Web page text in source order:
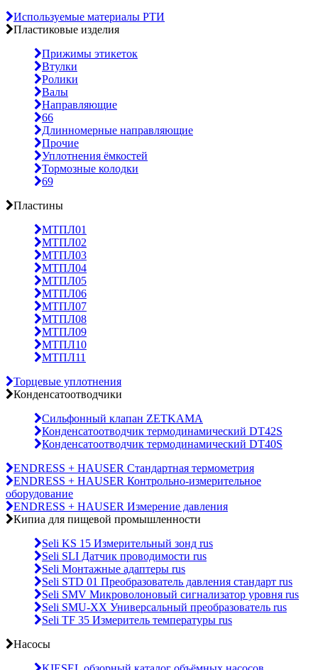
Используемые материалы РТИ
Пластиковые изделия
Прижимы этикеток
Втулки
Ролики
Валы
Направляющие
66
Длинномерные направляющие
Прочие
Уплотнения ёмкостей
Тормозные колодки
69
Пластины
МТПЛ01
МТПЛ02
МТПЛ03
МТПЛ04
МТПЛ05
МТПЛ06
МТПЛ07
МТПЛ08
МТПЛ09
МТПЛ10
МТПЛ11
Торцевые уплотнения
Конденсатоотводчики
Сильфонный клапан ZETKAMA
Конденсатоотводчик термодинамический DT42S
Конденсатоотводчик термодинамический DT40S
ENDRESS + HAUSER Стандартная термометрия
ENDRESS + HAUSER Контрольно-измерительное
оборудование
ENDRESS + HAUSER Измерение давления
Кипиа для пищевой промышленности
Seli KS 15 Измерительный зонд rus
Seli SLI Датчик проводимости rus
Seli Монтажные адаптеры rus
Seli STD 01 Преобразователь давления стандарт rus
Seli SMV Микроволоновый сигнализатор уровня rus
Seli SMU-ХХ Универсальный преобразователь rus
Seli TF 35 Измеритель температуры rus
Насосы